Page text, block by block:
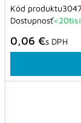
Kód produktu
Dostupnosť
0,06 €s DPH